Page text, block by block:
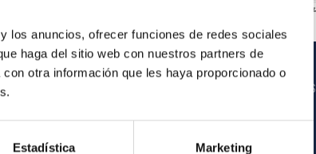
los anuncios, ofrecer funciones de redes sociales
haga del sitio web con nuestros partners de
otra información que les haya proporcionado o
Estadística Marketing
DEL IAC
web
de privacidad
OTROS ENLACES
Empleo
Licitaciones